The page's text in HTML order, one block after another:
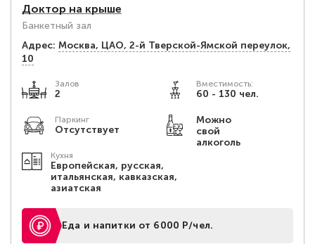
Доктор на крыше
Банкетный зал
Адрес: Москва, ЦАО, 2-й Тверской-Ямской переулок,
10
Залов
2
Вместимость:
60 - 130 чел.
Паркинг
Отсутствует
Можно
свой
алкоголь
Кухня
Европейская, русская,
итальянская, кавказская,
азиатская
Еда и напитки от 6000 Р/чел.